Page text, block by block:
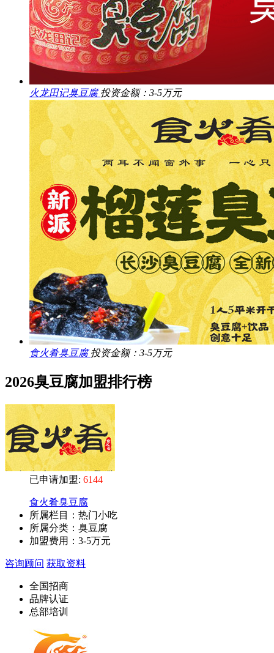
火龙田记臭豆腐投资金额：3-5万元
食火肴臭豆腐投资金额：3-5万元
2026臭豆腐加盟排行榜
已申请加盟: 6144
食火肴臭豆腐
所属栏目：热门小吃
所属分类：臭豆腐
加盟费用： 3-5万元
咨询顾问 获取资料
全国招商
品牌认证
总部培训